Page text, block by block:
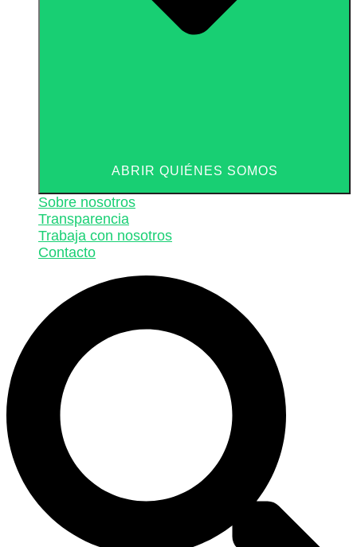
ABRIR QUIÉNES SOMOS
Sobre nosotros
Transparencia
Trabaja con nosotros
Contacto